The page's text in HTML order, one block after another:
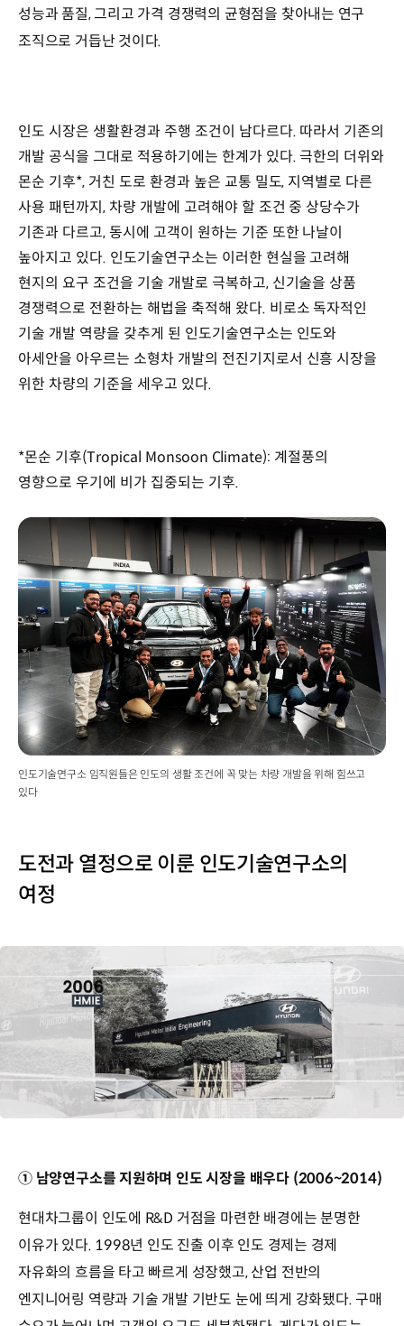
성능과 품질, 그리고 가격 경쟁력의 균형점을 찾아내는 연구
조직으로 거듭난 것이다.
인도 시장은 생활환경과 주행 조건이 남다르다. 따라서 기존의
개발 공식을 그대로 적용하기에는 한계가 있다. 극한의 더위와
몬순 기후*, 거친 도로 환경과 높은 교통 밀도, 지역별로 다른
사용 패턴까지, 차량 개발에 고려해야 할 조건 중 상당수가
기존과 다르고, 동시에 고객이 원하는 기준 또한 나날이
높아지고 있다. 인도기술연구소는 이러한 현실을 고려해
현지의 요구 조건을 기술 개발로 극복하고, 신기술을 상품
경쟁력으로 전환하는 해법을 축적해 왔다. 비로소 독자적인
기술 개발 역량을 갖추게 된 인도기술연구소는 인도와
아세안을 아우르는 소형차 개발의 전진기지로서 신흥 시장을
위한 차량의 기준을 세우고 있다.
*몬순 기후(Tropical Monsoon Climate): 계절풍의
영향으로 우기에 비가 집중되는 기후.
인도기술연구소 임직원들은 인도의 생활 조건에 꼭 맞는 차량 개발을 위해 힘쓰고
있다
도전과 열정으로 이룬 인도기술연구소의
여정
① 남양연구소를 지원하며 인도 시장을 배우다 (2006~2014)
현대차그룹이 인도에 R&D 거점을 마련한 배경에는 분명한
이유가 있다. 1998년 인도 진출 이후 인도 경제는 경제
자유화의 흐름을 타고 빠르게 성장했고, 산업 전반의
엔지니어링 역량과 기술 개발 기반도 눈에 띄게 강화됐다. 구매